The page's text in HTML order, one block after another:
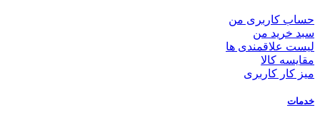
حساب کاربری من
سبد خرید من
لیست علاقمندی ها
مقایسه کالا
میز کار کاربری
خدمات